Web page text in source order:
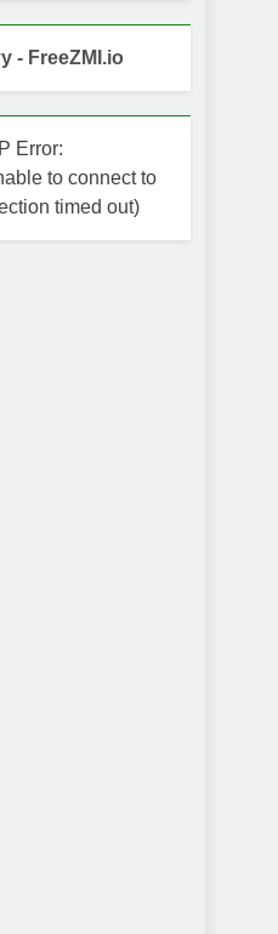
- FreeZMI.io
Error:
to connect to
timed out)